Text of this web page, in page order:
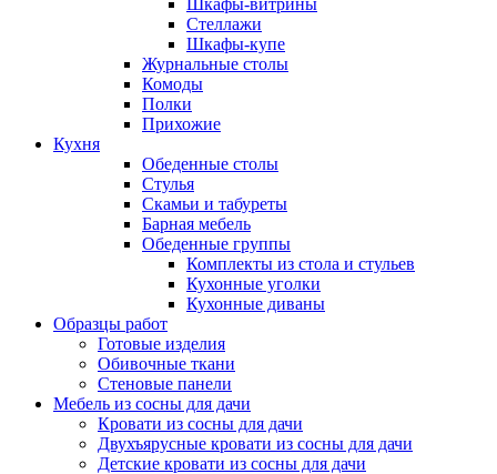
Шкафы-витрины
Стеллажи
Шкафы-купе
Журнальные столы
Комоды
Полки
Прихожие
Кухня
Обеденные столы
Стулья
Скамьи и табуреты
Барная мебель
Обеденные группы
Комплекты из стола и стульев
Кухонные уголки
Кухонные диваны
Образцы работ
Готовые изделия
Обивочные ткани
Стеновые панели
Мебель из сосны для дачи
Кровати из сосны для дачи
Двухъярусные кровати из сосны для дачи
Детские кровати из сосны для дачи